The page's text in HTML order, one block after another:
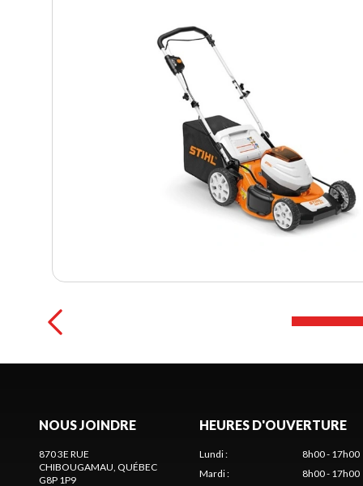
NOUS JOINDRE
870 3E RUE
CHIBOUGAMAU, QUÉBEC
G8P 1P9
HEURES D'OUVERTURE
Lundi:
8h00 - 17h00
Mardi: 8h00 - 17h00